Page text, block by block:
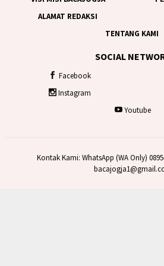
ALAMAT REDAKSI
TENTANG KAMI
SOCIAL
Facebook
Instagram
Youtube
Kontak Kami: WhatsApp (WA Only)